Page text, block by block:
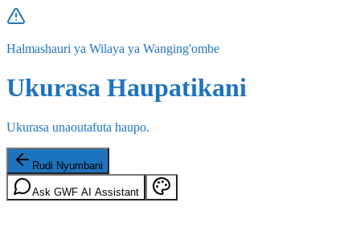
Halmashauri ya Wilaya ya Wanging'ombe
Ukurasa Haupatikani
Ukurasa unaoutafuta haupo.
Rudi Nyumbani
Ask GWF AI Assistant